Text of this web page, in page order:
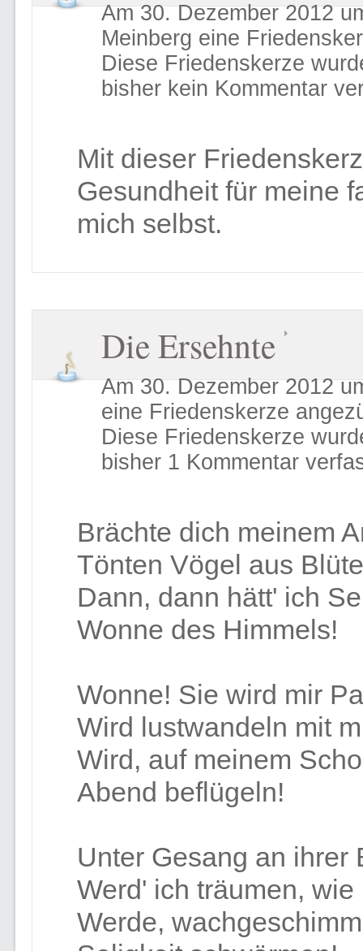
Am 30. Dezember 2012
Meinberg eine
Diese Friedenskerze
bisher kein Kommentar
Mit dieser
Gesundheit für meine
mich selbst.
Die Ersehnte
Am 30. Dezember 2012
eine Friedenskerze
Diese Friedenskerze
bisher 1 Kommentar
Brächte dich meinem
Tönten Vögel aus
Dann, dann hätt' ich
Wonne des Himmels!
Wonne! Sie wird mir
Wird lustwandeln mit
Wird, auf meinem
Abend beflügeln!
Unter Gesang an ihrer
Werd' ich träumen,
Werde,